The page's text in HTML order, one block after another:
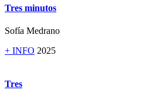
Tres minutos
Sofía Medrano
+ INFO 2025
Tres